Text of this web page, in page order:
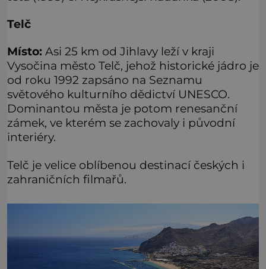
Telč
Místo: Asi 25 km od Jihlavy leží v kraji
Vysočina město Telč, jehož historické jádro je
od roku 1992 zapsáno na Seznamu
světového kulturního dědictví UNESCO.
Dominantou města je potom renesanční
zámek, ve kterém se zachovaly i původní
interiéry.
Telč je velice oblíbenou destinací českých i
zahraničních filmařů.